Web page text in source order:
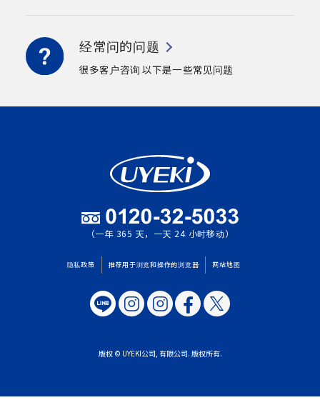
经常问的问题
很多客户咨询 以下是一些常见问题
（一年 365 天，一天 24 小时移动）
隐私政策 推荐用于浏览和操作的浏览器 网站地图
版权 © UYEKI公司, 有限公司. 版权所有.